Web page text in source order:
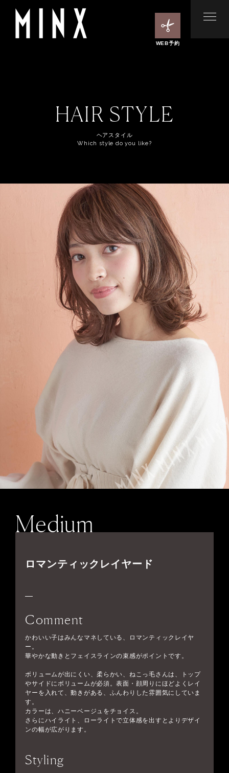
WEB予約
HAIR STYLE
ヘアスタイル
Which style do you like?
Medium
ロマンティックレイヤード
Comment
かわいい子はみんなマネしている、ロマンティックレイヤ
ー。
華やかな動きとフェイスラインの束感がポイントです。
ボリュームが出にくい、柔らかい、ねこっ毛さんは、トップ
やサイドにボリュームが必須。表面・顔周りにほどよくレイ
ヤーを入れて、動きがある、ふんわりした雰囲気にしていま
す。
カラーは、ハニーベージュをチョイス。
さらにハイライト、ローライトで立体感を出すとよりデザイ
ンの幅が広がります。
Styling